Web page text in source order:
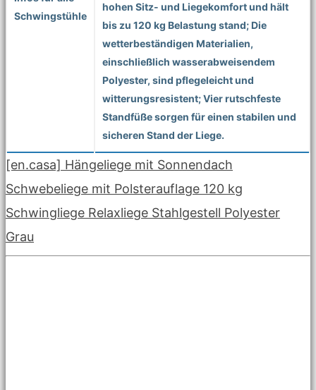
Schwingstühle
hohen Sitz- und Liegekomfort und hält
bis zu 120 kg Belastung stand; Die
wetterbeständigen Materialien,
einschließlich wasserabweisendem
Polyester, sind pflegeleicht und
witterungsresistent; Vier rutschfeste
Standfüße sorgen für einen stabilen und
sicheren Stand der Liege.
[en.casa] Hängeliege mit Sonnendach
Schwebeliege mit Polsterauflage 120 kg
Schwingliege Relaxliege Stahlgestell Polyester
Grau